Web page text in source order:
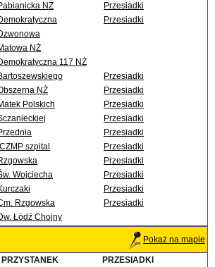
NŻ
Przesiadki
Przesiadki
NŻ
117 NŻ
Przesiadki
NŻ
Przesiadki
Polskich
Przesiadki
Przesiadki
Przesiadki
ICZMP szpital
Przesiadki
Przesiadki
Wojciecha
Przesiadki
Przesiadki
Rzgowska
Przesiadki
Łódź Chojny
Pokaż na mapie
PRZYSTANEK
PRZESIADKI